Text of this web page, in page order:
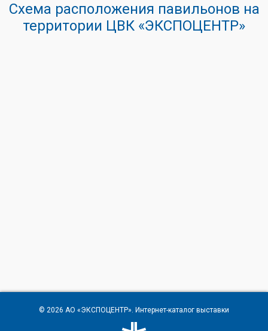
Схема расположения павильонов на
территории ЦВК «ЭКСПОЦЕНТР»
© 2026 АО «ЭКСПОЦЕНТР». Интернет-каталог выставки